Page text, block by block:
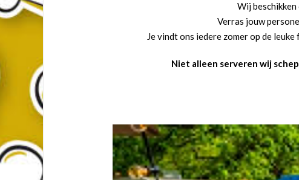
Wij
Verras jouw
Je vindt ons iedere zomer op de
Niet alleen serveren wij